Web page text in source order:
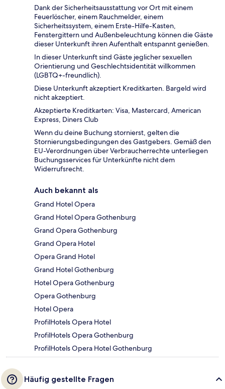
Dank der Sicherheitsausstattung vor Ort mit einem
Feuerlöscher, einem Rauchmelder, einem
Sicherheitssystem, einem Erste-Hilfe-Kasten,
Fenstergittern und Außenbeleuchtung können die Gäste
dieser Unterkunft ihren Aufenthalt entspannt genießen.
In dieser Unterkunft sind Gäste jeglicher sexuellen
Orientierung und Geschlechtsidentität willkommen
(LGBTQ+-freundlich).
Diese Unterkunft akzeptiert Kreditkarten. Bargeld wird
nicht akzeptiert.
Akzeptierte Kreditkarten: Visa, Mastercard, American
Express, Diners Club
Wenn du deine Buchung stornierst, gelten die
Stornierungsbedingungen des Gastgebers. Gemäß den
EU-Verordnungen über Verbraucherrechte unterliegen
Buchungsservices für Unterkünfte nicht dem
Widerrufsrecht.
Auch bekannt als
Grand Hotel Opera
Grand Hotel Opera Gothenburg
Grand Opera Gothenburg
Grand Opera Hotel
Opera Grand Hotel
Grand Hotel Gothenburg
Hotel Opera Gothenburg
Opera Gothenburg
Hotel Opera
ProfilHotels Opera Hotel
ProfilHotels Opera Gothenburg
ProfilHotels Opera Hotel Gothenburg
Häufig gestellte Fragen